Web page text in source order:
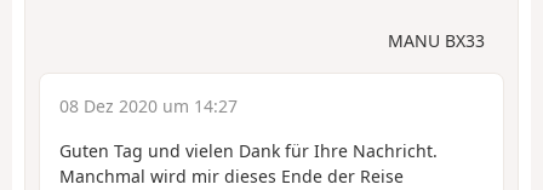
MANU BX33
08 Dez 2020 um 14:27
Guten Tag und vielen Dank für Ihre Nachricht.
Manchmal wird mir dieses Ende der Reise